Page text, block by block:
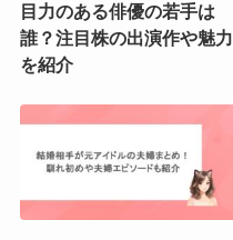
目力のある俳優の若手は
誰？注目株の出演作や魅力
を紹介